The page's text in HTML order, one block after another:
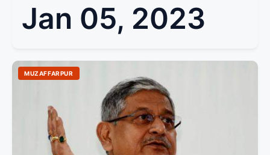
Jan 05, 2023
MUZAFFARPUR